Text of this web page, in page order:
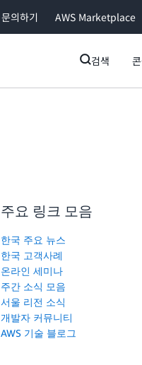
문의하기 AWS Marketplace
검색
주요 링크 모음
한국 주요 뉴스
한국 고객사례
온라인 세미나
주간 소식 모음
서울 리전 소식
개발자 커뮤니티
AWS 기술 블로그